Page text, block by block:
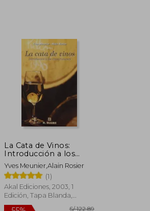
S/ 556,85 dcto.
La Cata de Vinos:
Introducción a los
Vinos Franceses
Yves Meunier,Alain Rosier
(1)
Akal Ediciones, 2003, 1
Edición, Tapa Blanda,
Nuevo